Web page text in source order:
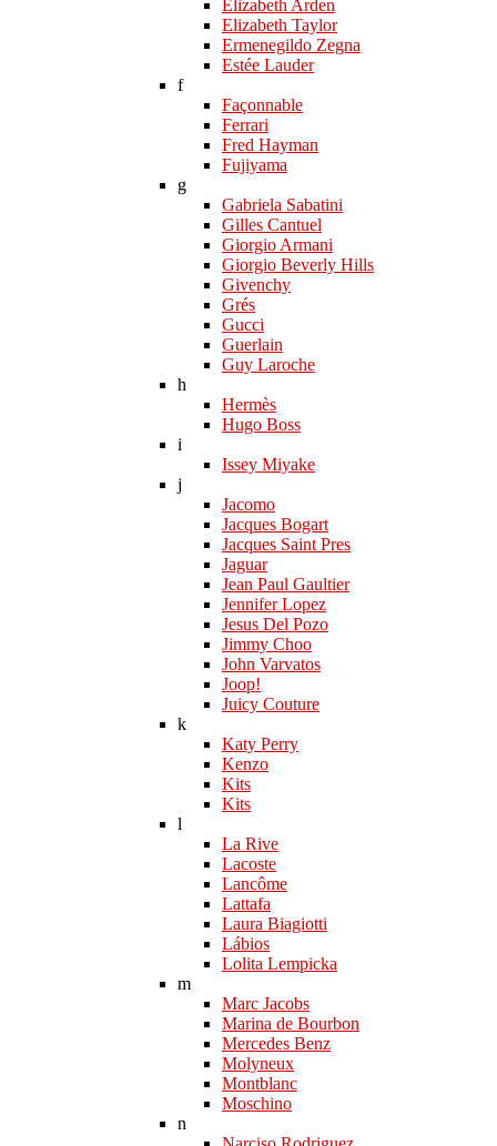
Elizabeth Arden
Elizabeth Taylor
Ermenegildo Zegna
Estée Lauder
f
Façonnable
Ferrari
Fred Hayman
Fujiyama
g
Gabriela Sabatini
Gilles Cantuel
Giorgio Armani
Giorgio Beverly Hills
Givenchy
Grés
Gucci
Guerlain
Guy Laroche
h
Hermès
Hugo Boss
i
Issey Miyake
j
Jacomo
Jacques Bogart
Jacques Saint Pres
Jaguar
Jean Paul Gaultier
Jennifer Lopez
Jesus Del Pozo
Jimmy Choo
John Varvatos
Joop!
Juicy Couture
k
Katy Perry
Kenzo
Kits
Kits
l
La Rive
Lacoste
Lancôme
Lattafa
Laura Biagiotti
Lábios
Lolita Lempicka
m
Marc Jacobs
Marina de Bourbon
Mercedes Benz
Molyneux
Montblanc
Moschino
n